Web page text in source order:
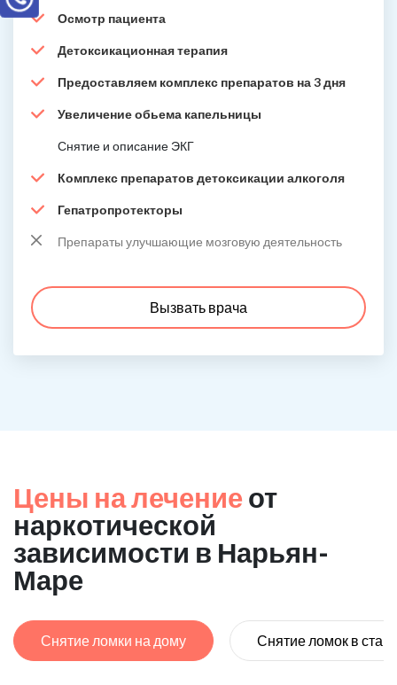
Осмотр пациента
Детоксикационная терапия
Предоставляем комплекс препаратов на 3 дня
Увеличение обьема капельницы
Снятие и описание ЭКГ
Комплекс препаратов детоксикации алкоголя
Гепатропротекторы
Препараты улучшающие мозговую деятельность
Вызвать врача
Цены на лечение от
наркотической
зависимости в Нарьян-
Маре
Снятие ломки на дому Снятие ломок в